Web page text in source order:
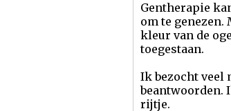
Gentherapie
om te
kleur van de
toegestaan.
Ik bezocht veel
beantwoorden.
rijtje.